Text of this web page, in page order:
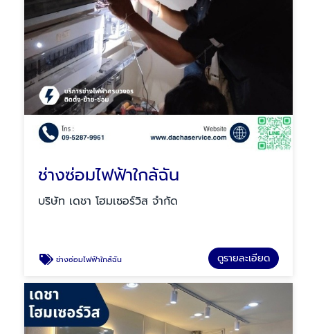
ช่างซ่อมไฟฟ้าใกล้ฉัน
บริษัท เดชา โฮมเซอร์วิส จำกัด
ช่างซ่อมไฟฟ้าใกล้ฉัน ดูรายละเอียด